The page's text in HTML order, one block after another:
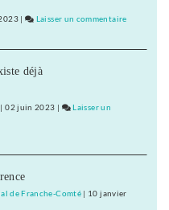
| Laisser un commentaire
déjà
|02 juin 2023 |
Laisser un
de Franche-Comté| 10 janvier